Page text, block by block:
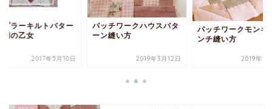
チワークハウスパタ
縫い方
2019年3月12日
パッチワークモンキーレ
ンチ縫い方
2019年3月12日
サンプラーキルトパ
ン 湖の乙女
2017年5